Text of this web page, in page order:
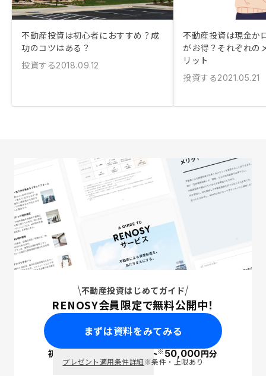
不動産投資は初心者におすすめ？成
功のコツはある？
投資する2018.09.12
不動産投資は現金か
がお得？それぞれの
リット
投資する2021.05.21
不動産投資はじめてガイド
RENOSY会員限定で無料公開中！
まずは資料をみてみる
初回面談で ポイント※50,000円分
プレゼント適用条件詳細※条件・上限あり